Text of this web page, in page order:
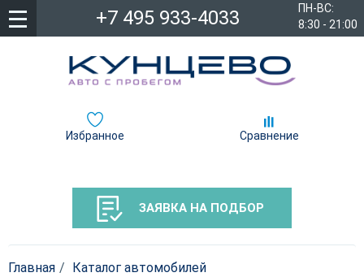
ПН-ВС:
8:30 - 21:00
+7 495 933-4033
Избранное Сравнение
ЗАЯВКА НА ПОДБОР
Главная
Каталог автомобилей